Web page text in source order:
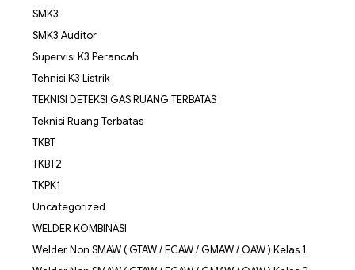
SMK3
SMK3 Auditor
Supervisi K3 Perancah
Tehnisi K3 Listrik
TEKNISI DETEKSI GAS RUANG TERBATAS
Teknisi Ruang Terbatas
TKBT
TKBT2
TKPK1
Uncategorized
WELDER KOMBINASI
Welder Non SMAW ( GTAW / FCAW / GMAW / OAW ) Kelas 1